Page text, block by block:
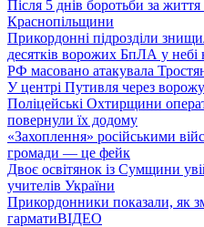
Після 5 днів боротьби за
Краснопільщини
Прикордонні підрозділи
десятків ворожих БпЛА у
РФ масовано атакувала
У центрі Путивля через
Поліцейські Охтирщини
повернули їх додому
«Захоплення» російськими
громади — це фейк
Двоє освітянок із Сумщини
учителів України
Прикордонники показали, як
гарматиВІДЕО